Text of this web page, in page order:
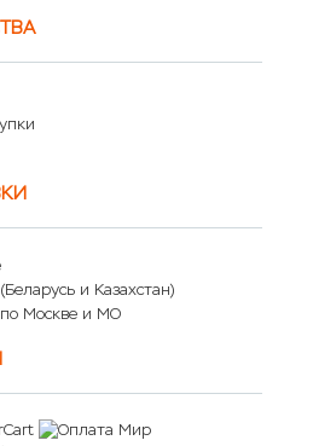
и Казахстан)
Москве и МО